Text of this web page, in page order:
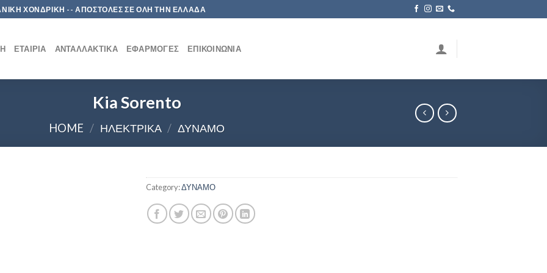
ΧΟΝΔΡΙΚΗ -- ΑΠΟΣΤΟΛΕΣ ΣΕ ΟΛΗ ΤΗΝ ΕΛΛΑΔΑ
ΕΤΑΙΡΊΑ ΑΝΤΑΛΛΑΚΤΙΚΆ ΕΦΑΡΜΟΓΈΣ ΕΠΙΚΟΙΝΩΝΊΑ
Kia Sorento
HOME / ΗΛΕΚΤΡΙΚΑ / ΔΥΝΑΜΟ
Category:ΔΥΝΑΜΟ